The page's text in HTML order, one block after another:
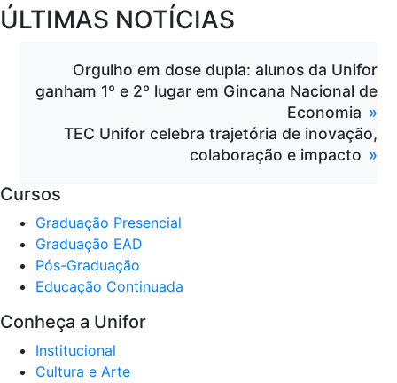
ÚLTIMAS NOTÍCIAS
Orgulho em dose dupla: alunos da Unifor
ganham 1º e 2º lugar em Gincana Nacional de
Economia
TEC Unifor celebra trajetória de inovação,
colaboração e impacto
Cursos
Graduação Presencial
Graduação EAD
Pós-Graduação
Educação Continuada
Conheça a Unifor
Institucional
Cultura e Arte